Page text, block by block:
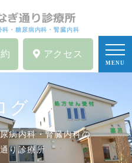
科・糖尿病内科・腎臓内科
アクセス
MENU
グ
病内科・腎臓内科の
り診療所